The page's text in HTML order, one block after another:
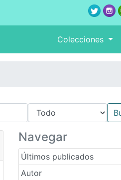
Colecciones
Navegar
Últimos publicados
Autor